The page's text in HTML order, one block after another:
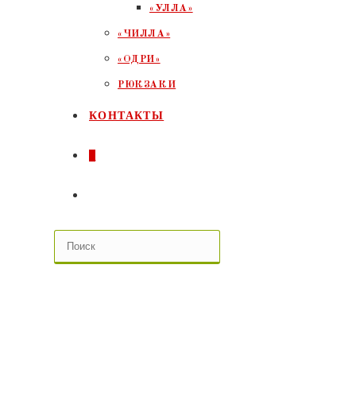
«УЛЛА»
«ЧИЛЛА»
«ОДРИ»
РЮКЗАКИ
КОНТАКТЫ
ПОИСК